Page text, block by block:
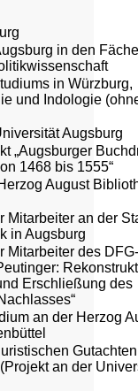
in den
in Würzburg,
und Indologie
Augsburg
„Augsburger
1468 bis 1555“
August
Mitarbeiter an der
in Augsburg
Mitarbeiter des DFG-
Erschließung des
an der Herzog
an der